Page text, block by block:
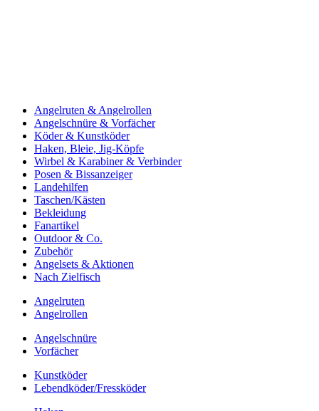
Angelruten & Angelrollen
Angelschnüre & Vorfächer
Köder & Kunstköder
Haken, Bleie, Jig-Köpfe
Wirbel & Karabiner & Verbinder
Posen & Bissanzeiger
Landehilfen
Taschen/Kästen
Bekleidung
Fanartikel
Outdoor & Co.
Zubehör
Angelsets & Aktionen
Nach Zielfisch
Angelruten
Angelrollen
Angelschnüre
Vorfächer
Kunstköder
Lebendköder/Fressköder